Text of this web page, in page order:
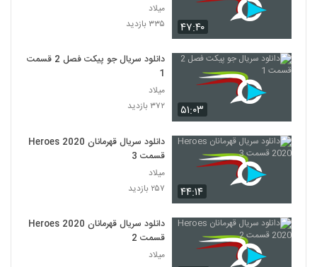
۴۷:۴۰
میلاد
۳۳۵ بازدید
۵۱:۰۳
دانلود سریال جو پیکت فصل 2 قسمت
1
میلاد
۳۷۲ بازدید
۴۴:۱۴
دانلود سریال قهرمانان Heroes 2020
قسمت 3
میلاد
۲۵۷ بازدید
دانلود سریال قهرمانان Heroes 2020
قسمت 2
میلاد